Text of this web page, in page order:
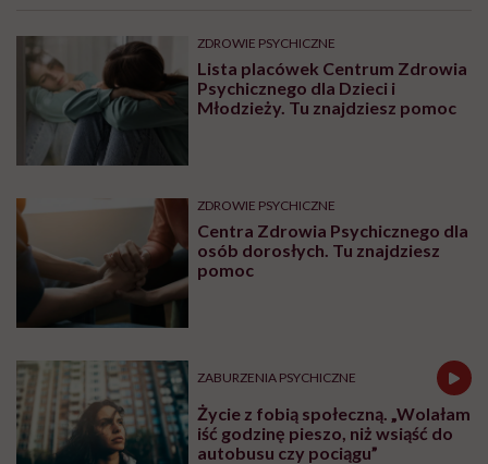
ZDROWIE PSYCHICZNE
Lista placówek Centrum Zdrowia
Psychicznego dla Dzieci i
Młodzieży. Tu znajdziesz pomoc
ZDROWIE PSYCHICZNE
Centra Zdrowia Psychicznego dla
osób dorosłych. Tu znajdziesz
pomoc
ZABURZENIA PSYCHICZNE
Życie z fobią społeczną. „Wolałam
iść godzinę pieszo, niż wsiąść do
autobusu czy pociągu”